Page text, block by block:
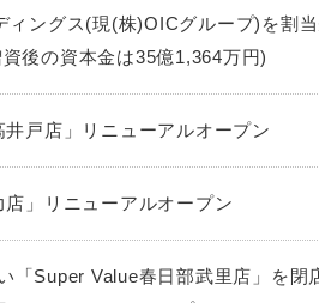
ィングス(現(株)OICグループ)を割
後の資本金は35億1,364万円)
井戸店」リニューアルオープン
店」リニューアルオープン
「Super Value春日部武里店」を閉